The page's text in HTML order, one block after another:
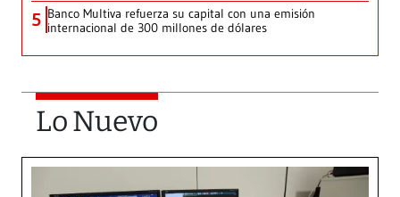
5 Banco Multiva refuerza su capital con una emisión
internacional de 300 millones de dólares
Lo Nuevo